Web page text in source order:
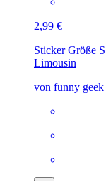
2,99 €
Sticker Größe
Limousin
von funny